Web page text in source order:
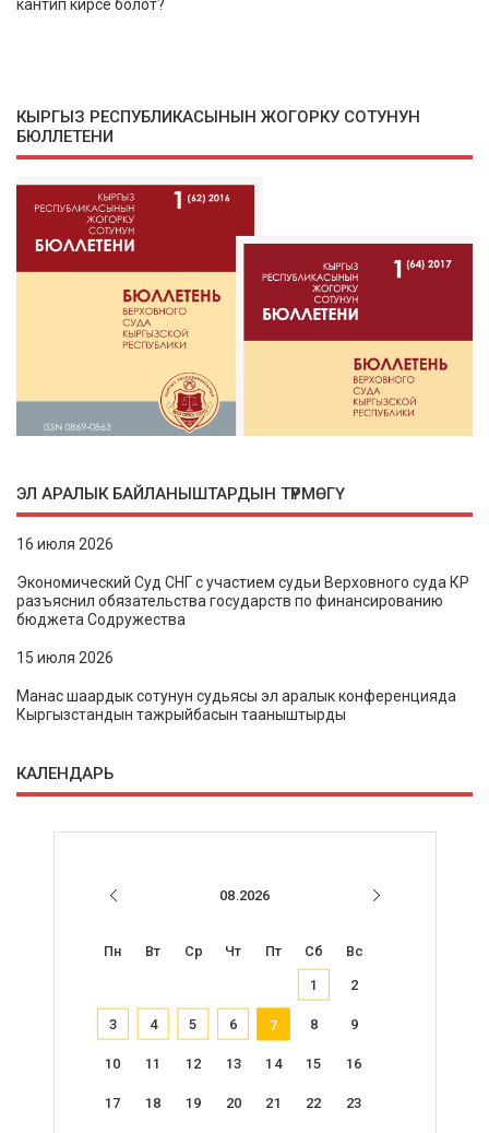
кантип кирсе болот?
КЫРГЫЗ РЕСПУБЛИКАСЫНЫН ЖОГОРКУ СОТУНУН
БЮЛЛЕТЕНИ
ЭЛ АРАЛЫК БАЙЛАНЫШТАРДЫН ТҮРМӨГҮ
16 июля 2026
Экономический Суд СНГ с участием судьи Верховного суда КР
разъяснил обязательства государств по финансированию
бюджета Содружества
15 июля 2026
Манас шаардык сотунун судьясы эл аралык конференцияда
Кыргызстандын тажрыйбасын тааныштырды
КАЛЕНДАРЬ
08.2026
Пн Вт Ср Чт Пт Сб Вс
1 2
3 4 5 6 7 8 9
10 11 12 13 14 15 16
17 18 19 20 21 22 23